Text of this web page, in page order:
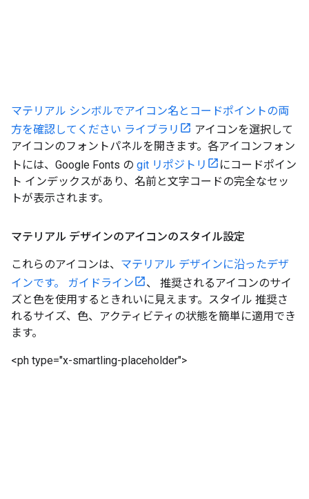
マテリアル シンボルでアイコン名とコードポイントの両
方を確認してください ライブラリ
アイコンを選択して
アイコンのフォントパネルを開きます。各アイコンフォン
トには、Google Fonts の git リポジトリ
にコードポイン
ト インデックスがあり、名前と文字コードの完全なセッ
トが表示されます。
マテリアル デザインのアイコンのスタイル設定
これらのアイコンは、 マテリアル デザインに沿ったデザ
インです。 ガイドライン
、 推奨されるアイコンのサイ
ズと色を使用するときれいに見えます。スタイル 推奨さ
れるサイズ、色、アクティビティの状態を簡単に適用でき
ます。
<ph type="x-smartling-placeholder">